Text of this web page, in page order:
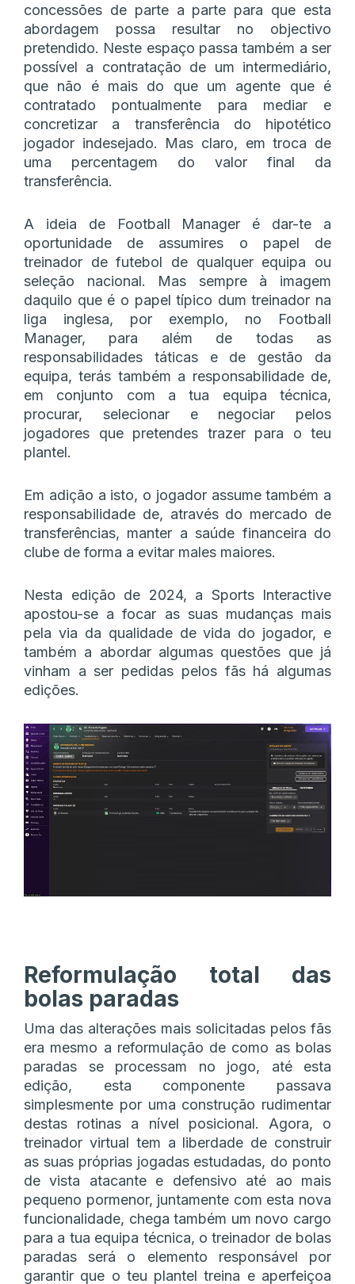
concessões de parte a parte para que esta
abordagem possa resultar no objectivo
pretendido. Neste espaço passa também a ser
possível a contratação de um intermediário,
que não é mais do que um agente que é
contratado pontualmente para mediar e
concretizar a transferência do hipotético
jogador indesejado. Mas claro, em troca de
uma percentagem do valor final da
transferência.
A ideia de Football Manager é dar-te a
oportunidade de assumires o papel de
treinador de futebol de qualquer equipa ou
seleção nacional. Mas sempre à imagem
daquilo que é o papel típico dum treinador na
liga inglesa, por exemplo, no Football
Manager, para além de todas as
responsabilidades táticas e de gestão da
equipa, terás também a responsabilidade de,
em conjunto com a tua equipa técnica,
procurar, selecionar e negociar pelos
jogadores que pretendes trazer para o teu
plantel.
Em adição a isto, o jogador assume também a
responsabilidade de, através do mercado de
transferências, manter a saúde financeira do
clube de forma a evitar males maiores.
Nesta edição de 2024, a Sports Interactive
apostou-se a focar as suas mudanças mais
pela via da qualidade de vida do jogador, e
também a abordar algumas questões que já
vinham a ser pedidas pelos fãs há algumas
edições.
Reformulação total das
bolas paradas
Uma das alterações mais solicitadas pelos fãs
era mesmo a reformulação de como as bolas
paradas se processam no jogo, até esta
edição, esta componente passava
simplesmente por uma construção rudimentar
destas rotinas a nível posicional. Agora, o
treinador virtual tem a liberdade de construir
as suas próprias jogadas estudadas, do ponto
de vista atacante e defensivo até ao mais
pequeno pormenor, juntamente com esta nova
funcionalidade, chega também um novo cargo
para a tua equipa técnica, o treinador de bolas
paradas será o elemento responsável por
garantir que o teu plantel treina e aperfeiçoa